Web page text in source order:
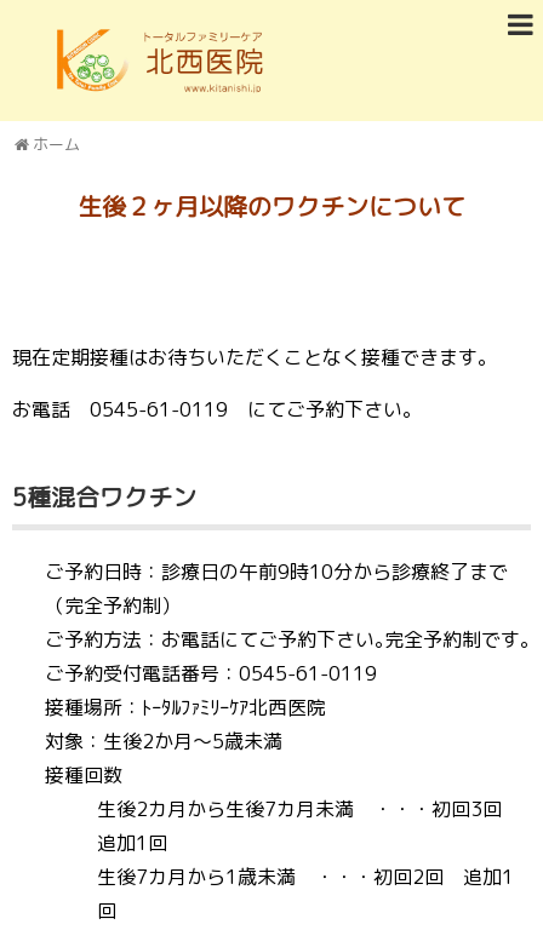
ホーム
生後２ヶ月以降のワクチンについて
現在定期接種はお待ちいただくことなく接種できます。
お電話 0545-61-0119 にてご予約下さい。
5種混合ワクチン
ご予約日時：診療日の午前9時10分から診療終了まで
（完全予約制）
ご予約方法：お電話にてご予約下さい｡完全予約制です｡
ご予約受付電話番号：0545-61-0119
接種場所：ﾄｰﾀﾙﾌｧﾐﾘｰｹｱ北西医院
対象：生後2か月～5歳未満
接種回数
生後2カ月から生後7カ月未満 ・・・初回3回
追加1回
生後7カ月から1歳未満 ・・・初回2回 追加1
回